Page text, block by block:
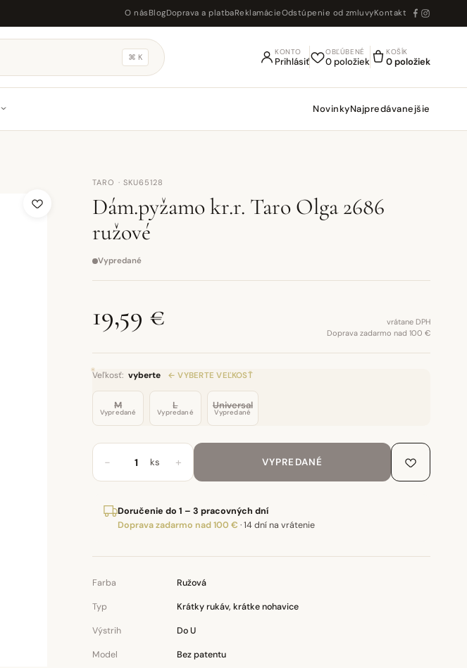
O nás BlogDoprava a platbaReklamácieOdstúpenie od zmluvyKontakt
⌘ K
KONTO
Prihlásiť
OBĽÚBENÉ
0 položiek
KOŠÍK
0 položiek
NovinkyNajpredávanejšie
TARO · SKU65128
Dám.pyžamo kr.r. Taro Olga 2686
ružové
Vypredané
19,59 €
vrátane DPH
Doprava zadarmo nad 100 €
Veľkosť: vyberte ← VYBERTE VEĽKOSŤ
M
Vypredané
L
Vypredané
Universal
Vypredané
− ks + VYPREDANÉ
Doručenie do 1 – 3 pracovných dní
Doprava zadarmo nad 100 € ·14 dní na vrátenie
Farba Ružová
Typ Krátky rukáv, krátke nohavice
Výstrih Do U
Model Bez patentu